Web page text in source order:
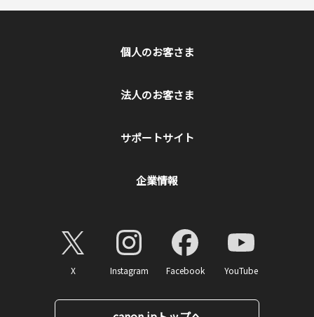
個人のお客さま
法人のお客さま
サポートサイト
企業情報
X Instagram Facebook YouTube